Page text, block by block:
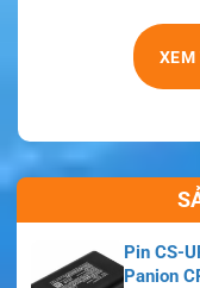
XEM
Pin CS-
Panion